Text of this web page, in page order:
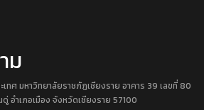
ม
เทศ มหาวิทยาลัยราชภัฏเชียงราย อาคาร 39 เลขที่ 80
อำเภอเมือง จังหวัดเชียงราย 57100